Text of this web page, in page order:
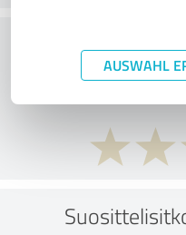
AUSWAHL
What do